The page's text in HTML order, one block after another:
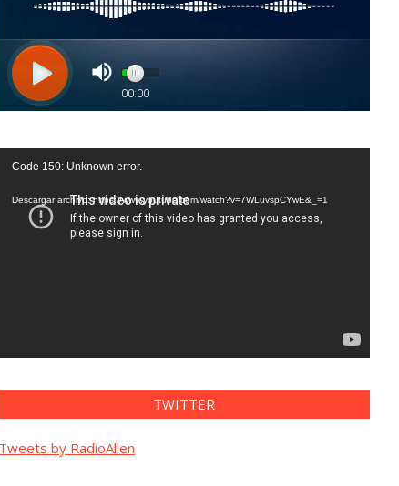
Reproductor
vídeo
Code 150: Unknown error.
Descargar archivo: https://www.youtube.com/watch?v=7WLuvspCYwE&_=1
TWITTER
Tweets by RadioAllen